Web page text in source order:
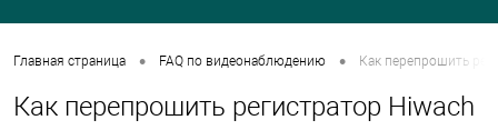
Главная страница • FAQ по видеонаблюдению • Как перепрошить
Как перепрошить регистратор Hiwach